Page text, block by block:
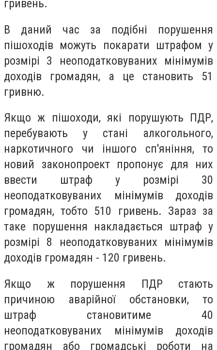
гривень.
В даний час за подібні порушення
пішоходів можуть покарати штрафом у
розмірі 3 неоподатковуваних мінімумів
доходів громадян, а це становить 51
гривню.
Якщо ж пішоходи, які порушують ПДР,
перебувають у стані алкогольного,
наркотичного чи іншого сп'яніння, то
новий законопроект пропонує для них
ввести штраф у розмірі 30
неоподатковуваних мінімумів доходів
громадян, тобто 510 гривень. Зараз за
таке порушення накладається штраф у
розмірі 8 неоподатковуваних мінімумів
доходів громадян - 120 гривень.
Якщо ж порушення ПДР стають
причиною аварійної обстановки, то
штраф становитиме 40
неоподатковуваних мінімумів доходів
громадян або громадські роботи на